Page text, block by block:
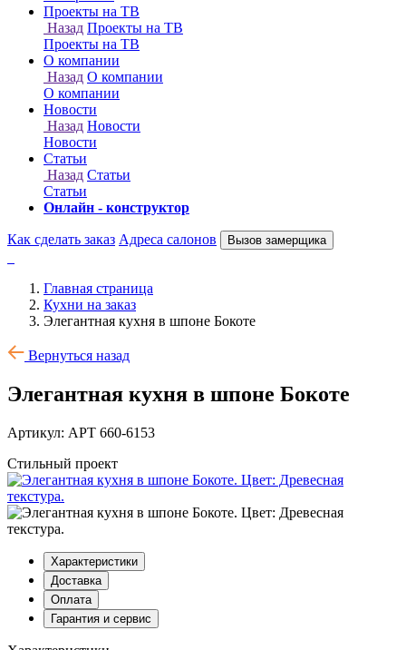
Онлайн - конструктор
Как сделать заказ Адреса салонов Вызов замерщика
Главная страница
Кухни на заказ
Элегантная кухня в шпоне Бокоте
Вернуться назад
Элегантная кухня в шпоне Бокоте
Артикул: АРТ 660-6153
Стильный проект
Характеристики
Доставка
Оплата
Гарантия и сервис